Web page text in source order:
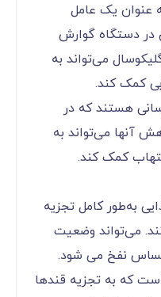
عنوان یک عامل
در دستگاه گوارش
می‌تواند به
کمک کند.
هستند که در
آنها می‌تواند به
کمک کند.
به‌طور کامل تجزیه
می‌تواند وضعیت
نفخ می شود.
که به تجزیه قندها